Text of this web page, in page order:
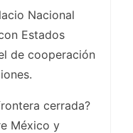
Nacional
Estados
de cooperación
cerrada?
México y